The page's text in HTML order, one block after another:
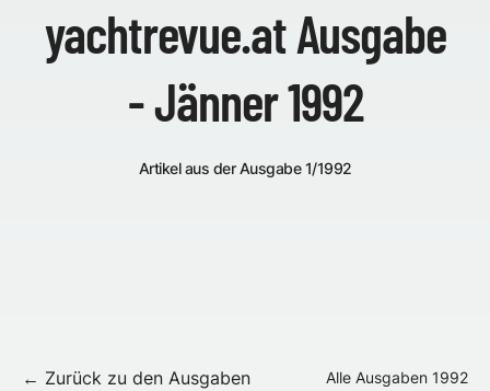
yachtrevue.at Ausgabe
- Jänner 1992
Artikel aus der Ausgabe 1/1992
← Zurück zu den Ausgaben Alle Ausgaben 1992